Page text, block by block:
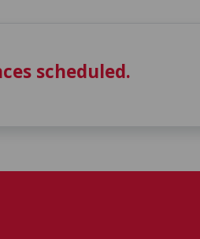
scheduled.